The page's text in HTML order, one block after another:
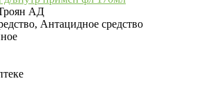
АД
Антацидное средство